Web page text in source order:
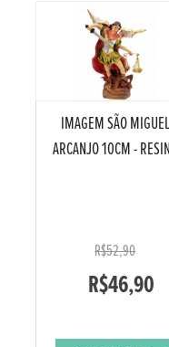
IMAGEM SÃO MIGUEL
ARCANJO 10CM -
R$52,90
R$46,90